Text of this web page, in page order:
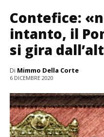
Contefice:
intanto, il
si gira
Di Mimmo Della Corte
6 DICEMBRE 2020